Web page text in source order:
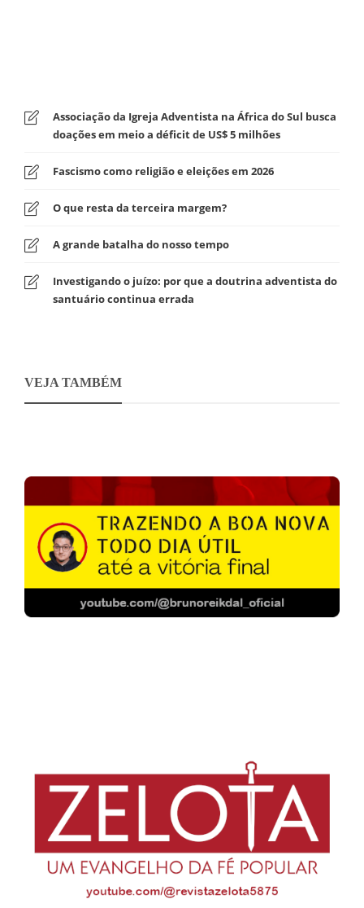
Associação da Igreja Adventista na África do Sul busca
doações em meio a déficit de US$ 5 milhões
Fascismo como religião e eleições em 2026
O que resta da terceira margem?
A grande batalha do nosso tempo
Investigando o juízo: por que a doutrina adventista do
santuário continua errada
VEJA TAMBÉM